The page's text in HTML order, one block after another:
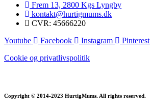
Frem 13, 2800 Kgs Lyngby
kontakt@hurtigmums.dk
CVR: 45666220
Youtube
Facebook Instagram
Pinterest
Cookie og privatlivspolitik
Copyright © 2014-2023 HurtigMums. All rights reserved.